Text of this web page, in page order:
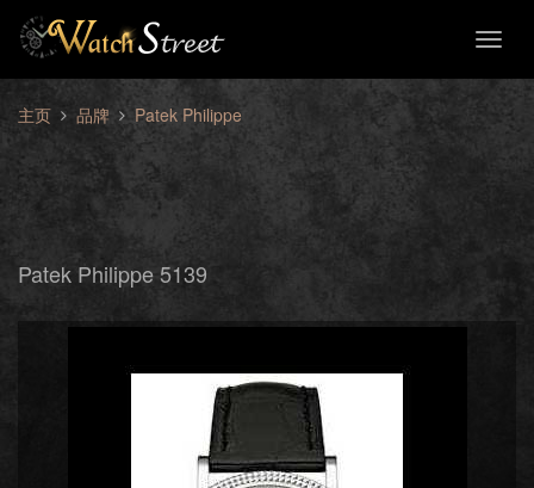
主页 品牌 Patek Philippe
Patek Philippe 5139